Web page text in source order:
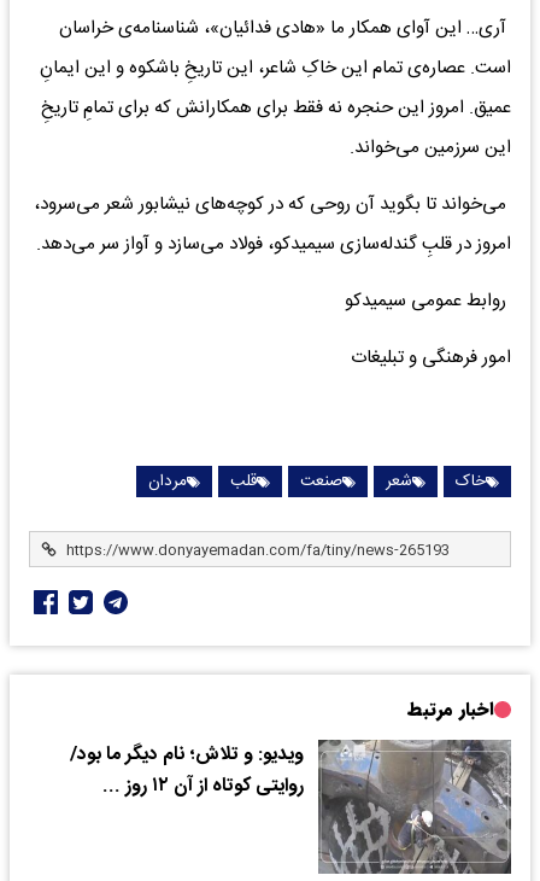
آری… این آوای همکار ما «هادی فدائیان»، شناسنامه‌ی خراسان
است. عصاره‌ی تمام این خاکِ شاعر، این تاریخِ باشکوه و این ایمانِ
عمیق. امروز این حنجره نه فقط برای همکارانش که برای تمامِ تاریخِ
این سرزمین می‌خواند.
می‌خواند تا بگوید آن روحی که در کوچه‌های نیشابور شعر می‌سرود،
امروز در قلبِ گندله‌سازی سیمیدکو، فولاد می‌سازد و آواز سر می‌دهد.
روابط عمومی سیمیدکو
امور فرهنگی و تبلیغات
خاک شعر صنعت قلب مردان
اخبار مرتبط
ویدیو: و تلاش؛ نام دیگر ما بود/
روایتی کوتاه از آن ۱۲ روز ...